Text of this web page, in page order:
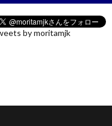
by moritamjk